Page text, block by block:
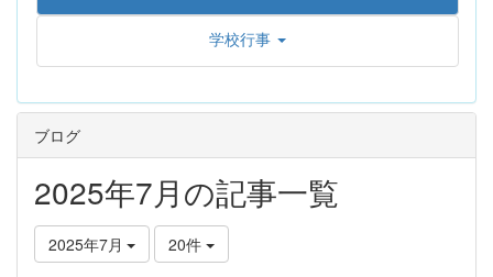
学校行事
ブログ
2025年7月の記事一覧
2025年7月 20件